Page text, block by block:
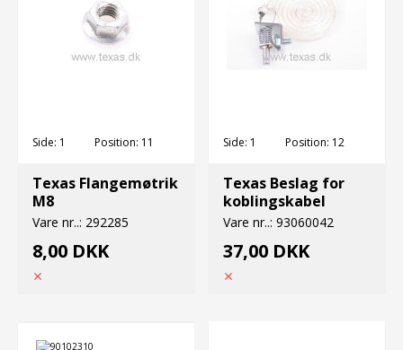
Side: 1 Position: 11
Texas Flangemøtrik
M8
Vare nr..: 292285
8,00 DKK
Side: 1 Position: 12
Texas Beslag for
koblingskabel
Vare nr..: 93060042
37,00 DKK